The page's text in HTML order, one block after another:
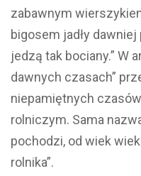
zabawnym
bigosem jadły
jedzą tak bociany.” W
dawnych czasach”
niepamiętnych
rolniczym. Sama
pochodzi, od wiek
rolnika”.